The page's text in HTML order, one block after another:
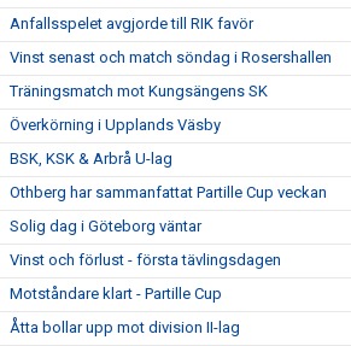
Anfallsspelet avgjorde till RIK favör
Vinst senast och match söndag i Rosershallen
Träningsmatch mot Kungsängens SK
Överkörning i Upplands Väsby
BSK, KSK & Arbrå U-lag
Othberg har sammanfattat Partille Cup veckan
Solig dag i Göteborg väntar
Vinst och förlust - första tävlingsdagen
Motståndare klart - Partille Cup
Åtta bollar upp mot division II-lag